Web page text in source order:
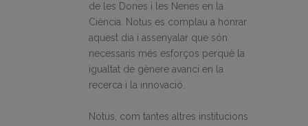
de les Dones i les Nenes en la
Ciència. Notus es complau a honrar
aquest dia i assenyalar que són
necessaris més esforços perquè la
igualtat de gènere avanci en la
recerca i la innovació.
Notus, com tantes altres institucions